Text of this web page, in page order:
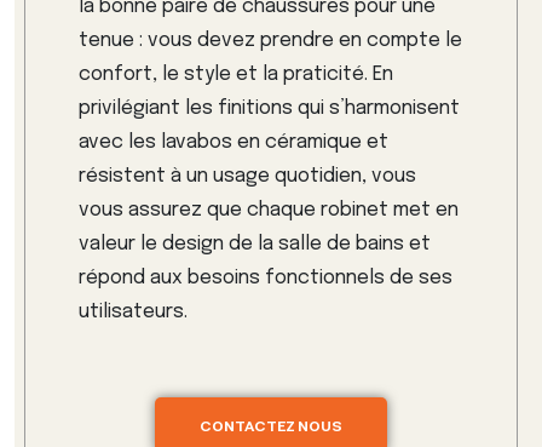
la bonne paire de chaussures pour une
tenue : vous devez prendre en compte le
confort, le style et la praticité. En
privilégiant les finitions qui s’harmonisent
avec les lavabos en céramique et
résistent à un usage quotidien, vous
vous assurez que chaque robinet met en
valeur le design de la salle de bains et
répond aux besoins fonctionnels de ses
utilisateurs.
CONTACTEZ NOUS